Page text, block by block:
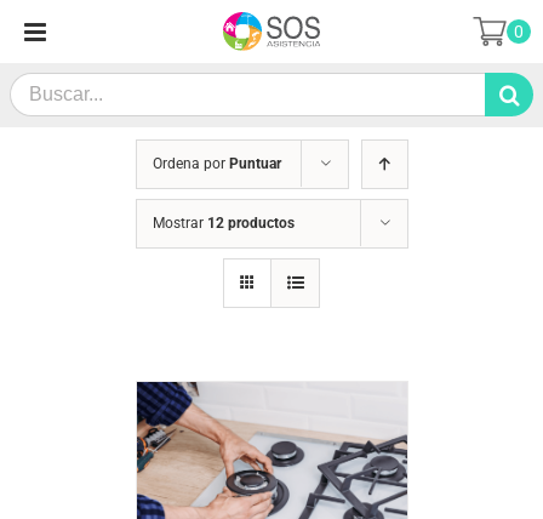
contenido
Search
for:
0
Ordena por Puntuar
Mostrar 12 productos